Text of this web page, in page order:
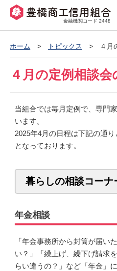
金融機関コード 2448
ホーム トピックス ４月
４月の定例相談
当組合では毎月定例で、専門
います。
2025年4月の日程は下記の通
となっております。
暮らしの相談コーナ
年金相談
「年金事務所から封筒が届い
い？」「繰上げ、繰下げ請求
らい違うの？」など「年金」